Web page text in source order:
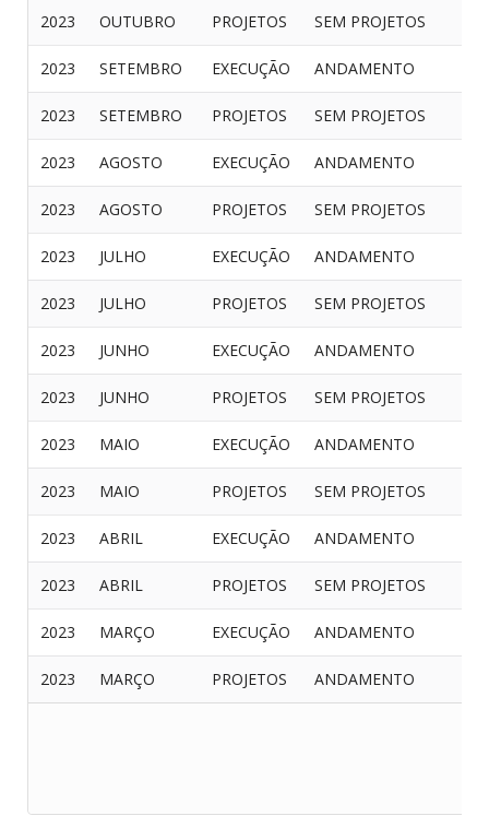
2023 OUTUBRO PROJETOS SEM PROJETOS
2023 SETEMBRO EXECUÇÃO ANDAMENTO
2023 SETEMBRO PROJETOS SEM PROJETOS
2023 AGOSTO EXECUÇÃO ANDAMENTO
2023 AGOSTO PROJETOS SEM PROJETOS
2023 JULHO EXECUÇÃO ANDAMENTO
2023 JULHO PROJETOS SEM PROJETOS
2023 JUNHO EXECUÇÃO ANDAMENTO
2023 JUNHO PROJETOS SEM PROJETOS
2023 MAIO EXECUÇÃO ANDAMENTO
2023 MAIO PROJETOS SEM PROJETOS
2023 ABRIL EXECUÇÃO ANDAMENTO
2023 ABRIL PROJETOS SEM PROJETOS
2023 MARÇO EXECUÇÃO ANDAMENTO
2023 MARÇO PROJETOS ANDAMENTO